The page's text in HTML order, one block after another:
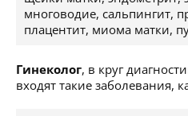
многоводие, сальпингит,
плацентит, миома матки,
Гинеколог, в круг
входят такие заболевания,